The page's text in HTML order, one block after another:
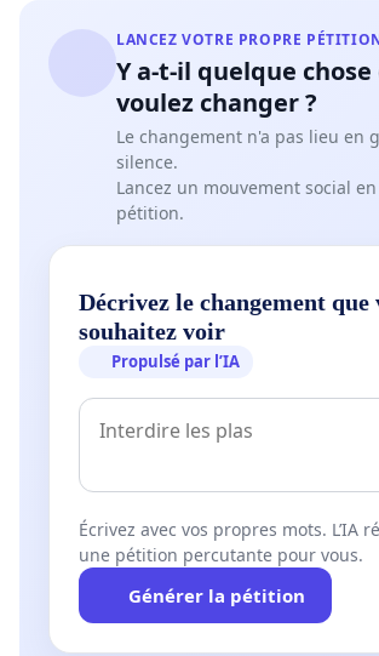
LANCEZ VOTRE PROPRE
Y a-t-il quelque
voulez changer ?
Le changement n'a pas lieu en
silence.
Lancez un mouvement social
pétition.
Décrivez le changement que
souhaitez voir
Propulsé par l’IA
Écrivez avec vos propres mots. L’IA
une pétition percutante pour vous.
Générer la pétition